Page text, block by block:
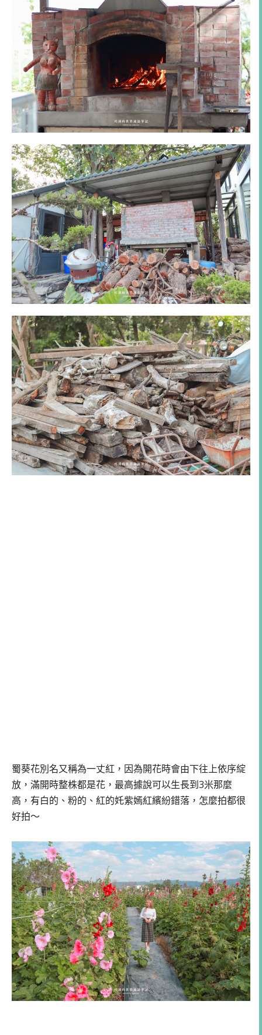
蜀葵花別名又稱為一丈紅，因為開花時會由下往上依序綻
放，滿開時整株都是花，最高據說可以生長到3米那麼
高，有白的、粉的、紅的奼紫嫣紅繽紛錯落，怎麼拍都很
好拍～